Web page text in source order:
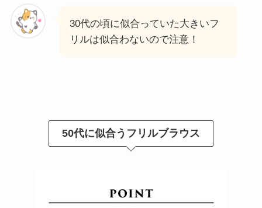
30代の頃に似合っていた大きいフ
リルは似合わないので注意！
50代に似合うフリルブラウス